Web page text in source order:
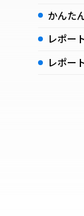
かんた
レポー
レポー